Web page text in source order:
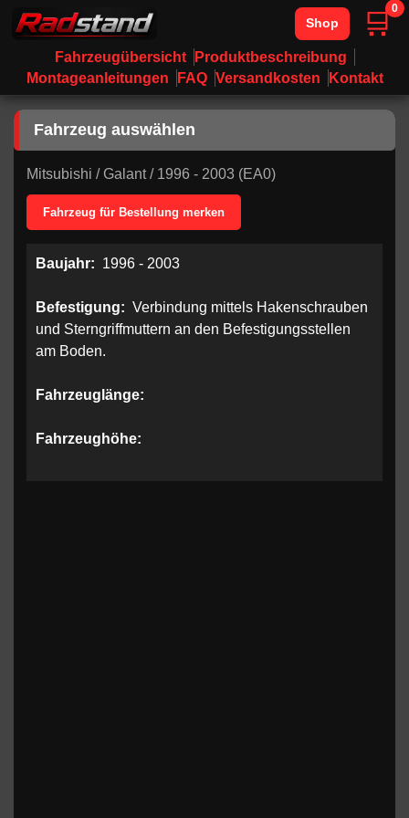
Fahrzeugübersicht
Produktbeschreibung
Montageanleitungen
FAQ Versandkosten Kontakt
Shop 🛒0
Fahrzeug auswählen
Mitsubishi /Galant/ 1996 - 2003 (EA0)
Fahrzeug für Bestellung merken
Baujahr: 1996 - 2003
Befestigung: Verbindung mittels Hakenschrauben
und Sterngriffmuttern an den Befestigungsstellen
am Boden.
Fahrzeuglänge:
Fahrzeughöhe: